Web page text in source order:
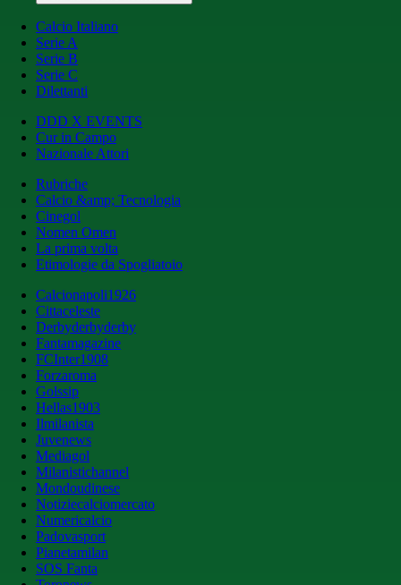
Calcio Italiano
Serie A
Serie B
Serie C
Dilettanti
DDD X EVENTS
Cur in Campo
Nazionale Attori
Rubriche
Calcio &amp; Tecnologia
Cinegol
Nomen Omen
La prima volta
Etimologie da Spogliatoio
Calcionapoli1926
Cittaceleste
Derbyderbyderby
Fantamagazine
FCInter1908
Forzaroma
Golssip
Hellas1903
Ilmilanista
Juvenews
Mediagol
Milanistichannel
Mondoudinese
Notiziecalciomercato
Numericalcio
Padovasport
Pianetamilan
SOS Fanta